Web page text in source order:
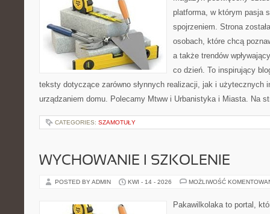
platforma, w którym pasja
spojrzeniem. Strona
osobach, które chcą
a także trendów
co dzień. To inspirujący
teksty dotyczące zarówno słynnych realizacji, jak i użytecznych
urządzaniem domu. Polecamy Mtww i Urbanistyka i Miasta. Na
CATEGORIES: SZAMOTUŁY
WYCHOWANIE I SZKOLENIE
POSTED BY ADMIN KWI - 14 - 2026 MOŻLIWOŚĆ
Pakawilkolaka to portal,